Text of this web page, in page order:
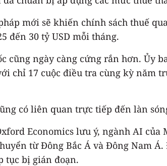
mới sẽ khiến chính sách thuế
đến 30 tỷ USD mỗi tháng.
cũng ngày càng cứng rắn hơn. Ủy
chỉ 17 cuộc điều tra cùng kỳ
có liên quan trực tiếp đến làn
Economics lưu ý, ngành AI
từ Đông Bắc Á và Đông Nam
tục bị gián đoạn.